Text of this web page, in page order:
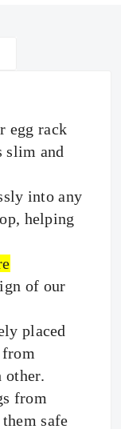
egg rack
slim and
into any
helping
of our
placed
other.
from
safe